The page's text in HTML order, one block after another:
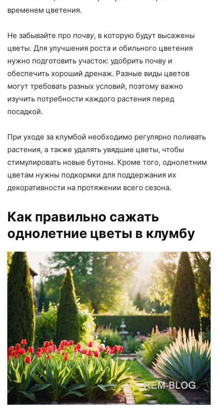
временем цветения.
Не забывайте про почву, в которую будут высажены
цветы. Для улучшения роста и обильного цветения
нужно подготовить участок: удобрить почву и
обеспечить хороший дренаж. Разные виды цветов
могут требовать разных условий, поэтому важно
изучить потребности каждого растения перед
посадкой.
При уходе за клумбой необходимо регулярно поливать
растения, а также удалять увядшие цветы, чтобы
стимулировать новые бутоны. Кроме того, однолетним
цветам нужны подкормки для поддержания их
декоративности на протяжении всего сезона.
Как правильно сажать
однолетние цветы в клумбу